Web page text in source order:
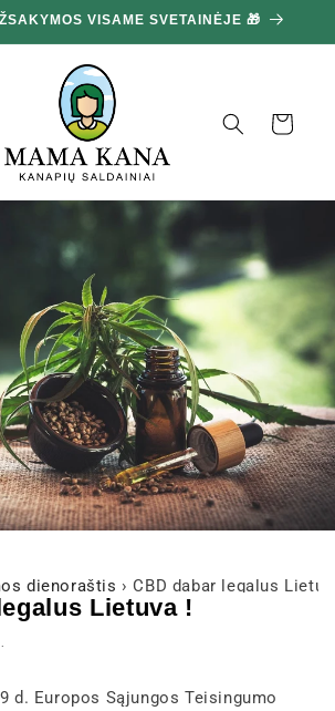
VISAME SVETAINĖJE 🎁
Krepšelis
dienoraštis › CBD dabar legalus
Lietuva !
d. Europos Sąjungos Teisingumo